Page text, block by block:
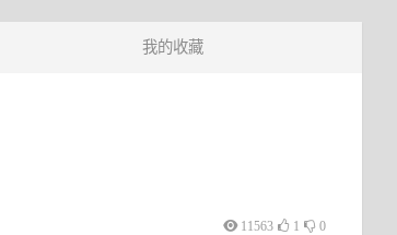
我的收藏
0
1
11563